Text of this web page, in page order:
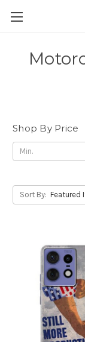
Shop By Price
Sort By: